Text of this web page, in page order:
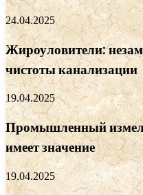
24.04.2025
Жироуловители:
чистоты канализации
19.04.2025
Промышленный
имеет значение
19.04.2025